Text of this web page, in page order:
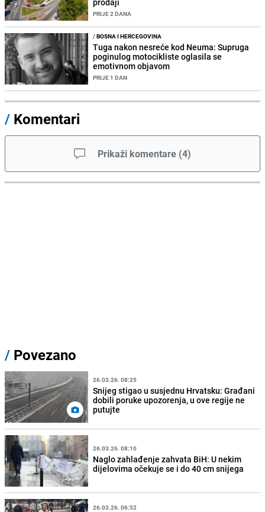
PRIJE 2 DANA
/BOSNA I HERCEGOVINA
Tuga nakon nesreće kod Neuma: Supruga
poginulog motocikliste oglasila se
emotivnom objavom
PRIJE 1 DAN
/ Komentari
Prikaži komentare (4)
/ Povezano
26.03.26. 08:25
Snijeg stigao u susjednu Hrvatsku: Građani
dobili poruke upozorenja, u ove regije ne
putujte
26.03.26. 08:10
Naglo zahlađenje zahvata BiH: U nekim
dijelovima očekuje se i do 40 cm snijega
26.03.26. 06:52